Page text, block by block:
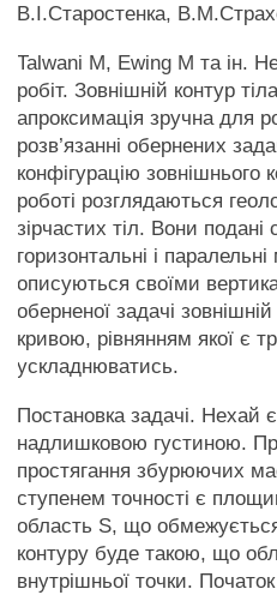
В.І.Старостенка,
Talwani M, Ewing M та ін.
робіт. Зовнішній контур
апроксимація зручна для
розв’язанні обернених
конфігурацію
роботі розглядаються
зірчастих тіл. Вони подані
горизонтальні і
описуються своїми
оберненої задачі
кривою, рівнянням якої є
ускладнюватись.
Постановка задачі. Нехай
надлишковою густиною.
простягання збурюючих
ступенем точності є
область S, що
контуру буде такою, що
внутрішньої точки.